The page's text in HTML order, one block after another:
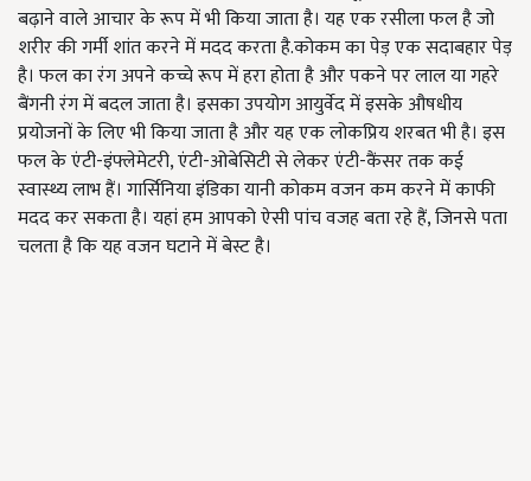
बढ़ाने वाले आचार के रूप में भी किया जाता है। यह एक रसीला फल है जो
शरीर की गर्मी शांत करने में मदद करता है.कोकम का पेड़ एक सदाबहार पेड़
है। फल का रंग अपने कच्चे रूप में हरा होता है और पकने पर लाल या गहरे
बैंगनी रंग में बदल जाता है। इसका उपयोग आयुर्वेद में इसके औषधीय
प्रयोजनों के लिए भी किया जाता है और यह एक लोकप्रिय शरबत भी है। इस
फल के एंटी-इंफ्लेमेटरी, एंटी-ओबेसिटी से लेकर एंटी-कैंसर तक कई
स्वास्थ्य लाभ हैं। गार्सिनिया इंडिका यानी कोकम वजन कम करने में काफी
मदद कर सकता है। यहां हम आपको ऐसी पांच वजह बता रहे हैं, जिनसे पता
चलता है कि यह वजन घटाने में बेस्ट है।